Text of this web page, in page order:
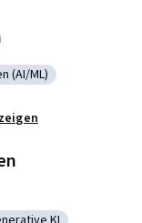
Lernen
(AI/ML)